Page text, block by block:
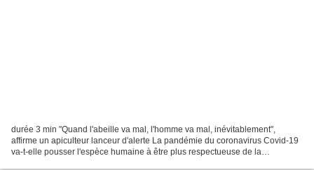
durée 3 min "Quand l'abeille va mal, l'homme va mal, inévitablement",
affirme un apiculteur lanceur d'alerte La pandémie du coronavirus Covid-19
va-t-elle pousser l'espèce humaine à être plus respectueuse de la